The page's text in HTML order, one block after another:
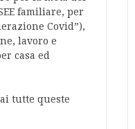
familiare, per
Covid”),
lavoro e
casa ed
tutte queste